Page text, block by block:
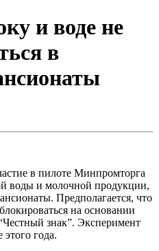
и воде не
в
в пилоте Минпромторга
воды и молочной продукции,
Предполагается, что
на основании
знак”. Эксперимент
этого года.